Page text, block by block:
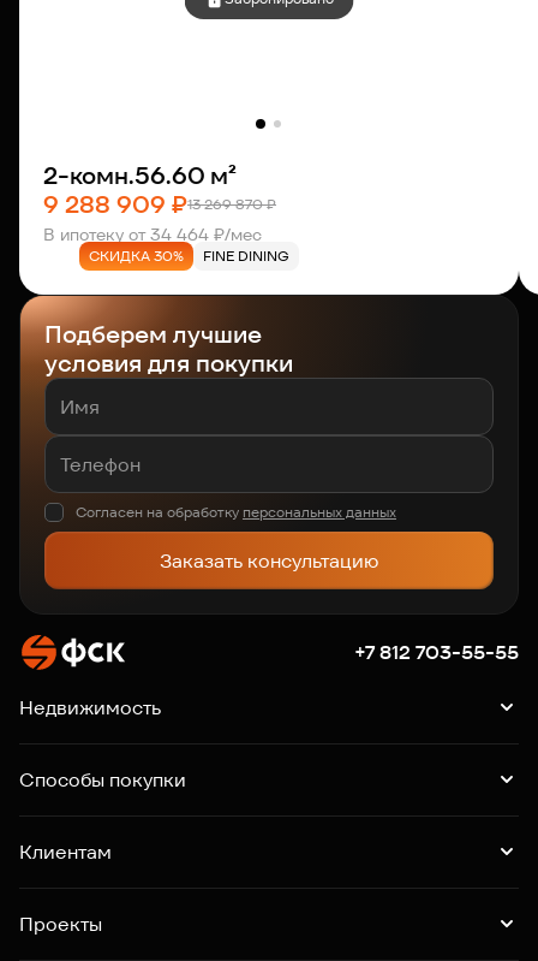
2-комн.56.60 м²
9 288 909 ₽13 269 870 ₽
В ипотеку от 34 464 ₽/мес
СКИДКА 30% FINE DINING
Подберем лучшие
условия для покупки
Согласен на обработку персональных данных
Заказать консультацию
+7 812 703-55-55
Недвижимость
Квартиры
Машино-места
Коммерция
Способы покупки
Ипотека
Trade-in
Господдержка
Клиентам
Выдача ключей
Контакты
Проекты